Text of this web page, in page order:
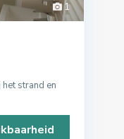
1
strand en